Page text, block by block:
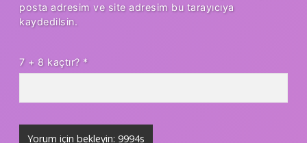
posta adresim ve site adresim bu tarayıcıya
kaydedilsin.
7 + 8 kaçtır? *